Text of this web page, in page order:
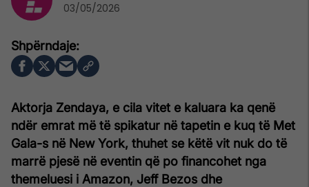
Aktorja Zendaya, e cila vitet e kaluara ka qenë
ndër emrat më të spikatur në tapetin e kuq të Met
Gala-s në New York, thuhet se këtë vit nuk do të
marrë pjesë në eventin që po financohet nga
themeluesi i Amazon, Jeff Bezos dhe
03/05/2026